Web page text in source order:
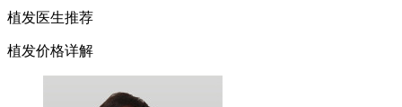
植发医生推荐
植发价格详解